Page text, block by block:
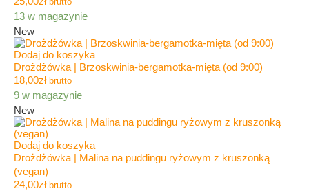
brutto
13 w magazynie
New
Dodaj do koszyka
Drożdżówka | Brzoskwinia-bergamotka-mięta (od 9:00)
18,00zł brutto
9 w magazynie
New
Dodaj do koszyka
Drożdżówka | Malina na puddingu ryżowym z kruszonką
(vegan)
24,00zł brutto